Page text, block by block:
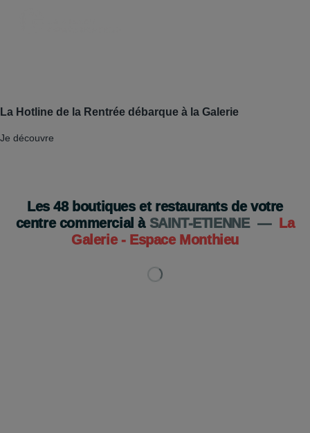
La Hotline de la Rentrée débarque à la Galerie
Je découvre
Les48boutiques et restaurants de votre
centre commercial à SAINT-ETIENNE —
La
Galerie - Espace Monthieu